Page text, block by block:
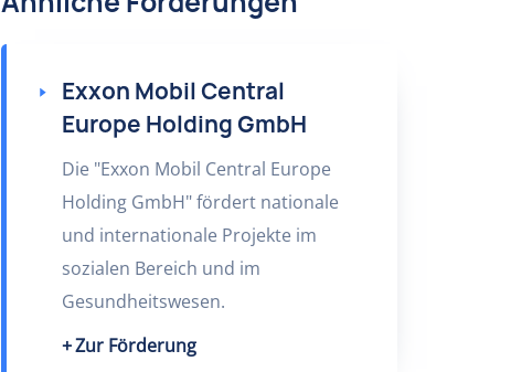
Exxon Mobil Central
Europe Holding GmbH
Die "Exxon Mobil Central Europe
Holding GmbH" fördert nationale
und internationale Projekte im
sozialen Bereich und im
Gesundheitswesen.
Zur Förderung